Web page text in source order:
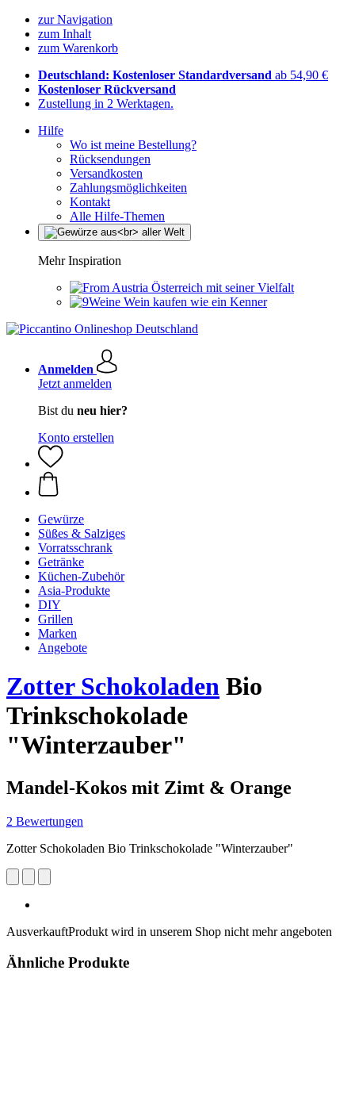
zur Navigation
zum Inhalt
zum Warenkorb
Deutschland: Kostenloser Standardversand ab 54,90 €
Kostenloser Rückversand
Zustellung in 2 Werktagen.
Hilfe
Wo ist meine Bestellung?
Rücksendungen
Versandkosten
Zahlungsmöglichkeiten
Kontakt
Alle Hilfe-Themen
Mehr Inspiration
Österreich mit seiner Vielfalt
Wein kaufen wie ein Kenner
Anmelden
Jetzt anmelden
Bist du neu hier?
Konto erstellen
Gewürze
Süßes & Salziges
Vorratsschrank
Getränke
Küchen-Zubehör
Asia-Produkte
DIY
Grillen
Marken
Angebote
Zotter Schokoladen Bio
Trinkschokolade
"Winterzauber"
Mandel-Kokos mit Zimt & Orange
2 Bewertungen
Zotter Schokoladen Bio Trinkschokolade "Winterzauber"
AusverkauftProdukt wird in unserem Shop nicht mehr angeboten
Ähnliche Produkte